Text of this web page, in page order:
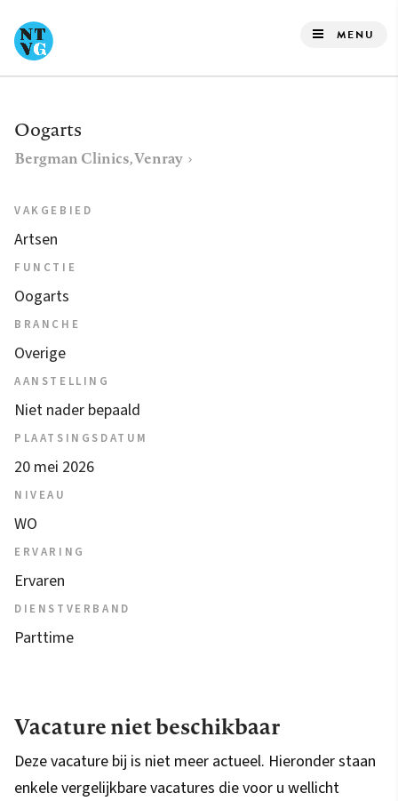
naar
de
gaan
MENU
Oogarts
Bergman Clinics, Venray
VAKGEBIED
Artsen
FUNCTIE
Oogarts
BRANCHE
Overige
AANSTELLING
Niet nader bepaald
PLAATSINGSDATUM
20 mei 2026
NIVEAU
WO
ERVARING
Ervaren
DIENSTVERBAND
Parttime
Vacature niet beschikbaar
Deze vacature bij is niet meer actueel. Hieronder staan
enkele vergelijkbare vacatures die voor u wellicht